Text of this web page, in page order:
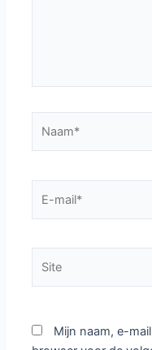
Typ
hier...